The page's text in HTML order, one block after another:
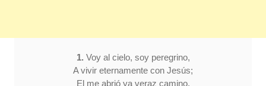
1. Voy al cielo, soy peregrino,
A vivir eternamente con Jesús;
El me abrió ya veraz camino,